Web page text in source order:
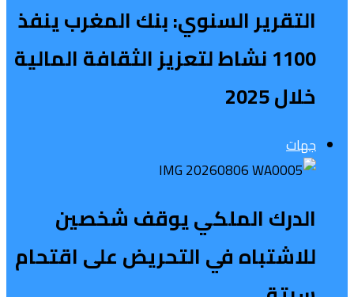
التقرير السنوي: بنك المغرب ينفذ
1100 نشاط لتعزيز الثقافة المالية
خلال 2025
جهات
الدرك الملكي يوقف شخصين
للاشتباه في التحريض على اقتحام